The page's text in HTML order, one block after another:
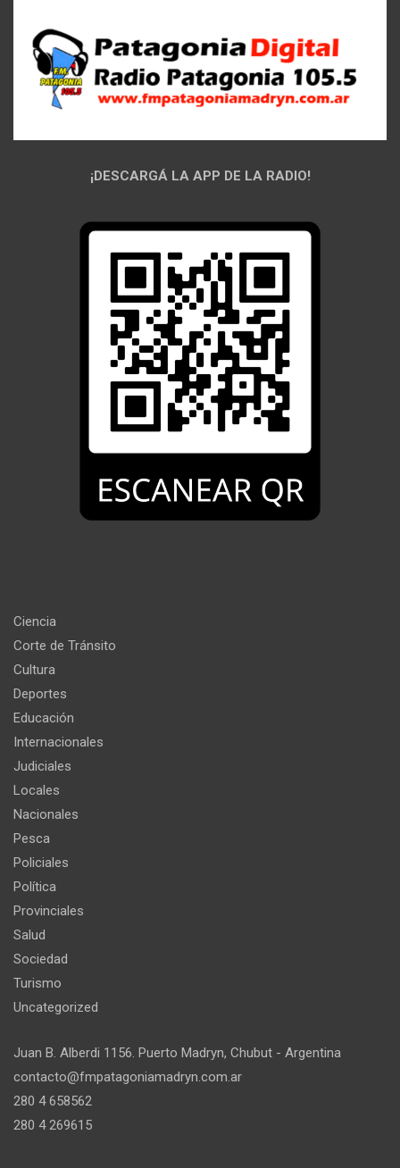
¡DESCARGÁ LA APP DE LA RADIO!
Ciencia
Corte de Tránsito
Cultura
Deportes
Educación
Internacionales
Judiciales
Locales
Nacionales
Pesca
Policiales
Política
Provinciales
Salud
Sociedad
Turismo
Uncategorized
Juan B. Alberdi 1156. Puerto Madryn, Chubut - Argentina
contacto@fmpatagoniamadryn.com.ar
280 4 658562
280 4 269615